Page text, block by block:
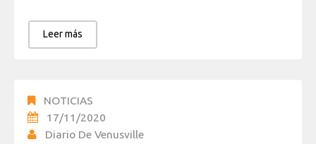
Leer más
NOTICIAS
17/11/2020
Diario De Venusville